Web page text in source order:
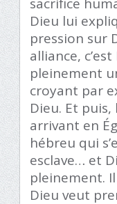
Dieu lui
pression sur
alliance,
pleinement
croyant par
Dieu. Et
arrivant en
hébreu qui
esclave… et
pleinement.
Dieu veut